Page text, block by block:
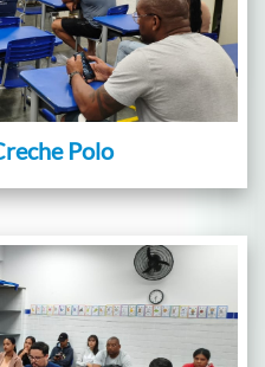
Polo